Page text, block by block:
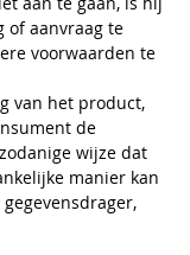
of aanvraag te
voorwaarden te
van het product,
de
wijze dat
manier kan